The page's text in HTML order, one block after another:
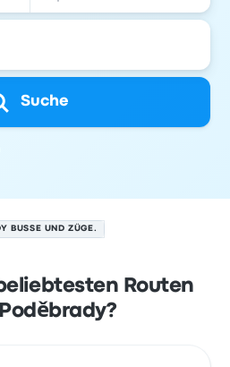
Suche
BUSSE UND ZÜGE.
Routen